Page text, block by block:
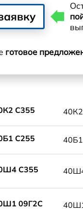
готовое
С355 40К2
С255 40Б1
С355
09Г2С